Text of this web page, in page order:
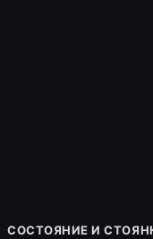
СОСТОЯНИЕ И